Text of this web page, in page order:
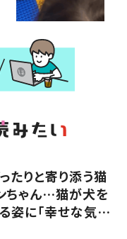
たりと寄り添う猫
ちゃん…猫が犬を
姿に「幸せな気持